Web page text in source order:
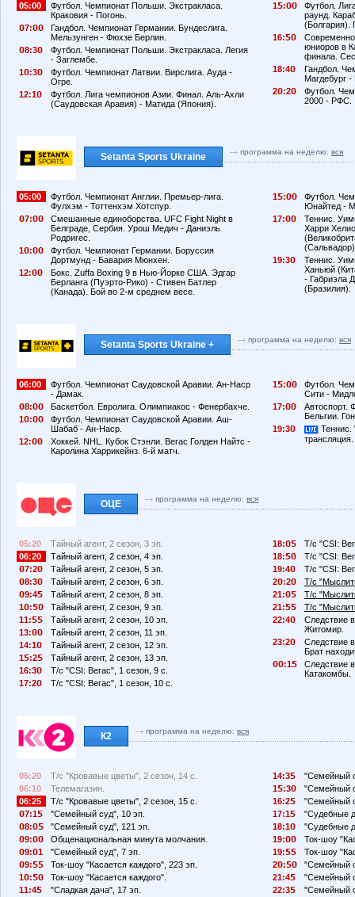
05:00
Футбол. Чемпионат Польши. Экстракласа.
Краковия - Погонь.
7:
Гандбол. Чемпионат Германии. Бундеслига.
Мельзунген - Фюхзе Берлин.
8:3
Футбол. Чемпионат Польши. Экстракласа. Легия
- Заглембе.
1
:3
Футбол. Чемпионат Латвии. Вирслига. Ауда -
Огре.
12:1
Футбол. Лига чемпионов Азии. Финал. Аль-Ахли
(Саудовская Аравия) - Матида (Япония).
1 :
Футбол.
раунд.
(Болгария).
16:
юниоров в
финала.
18:4
Гандбол.
Магдебург
2
:2
Футбол.
2000 - РФС.
Setanta Sports Ukraine программа на неделю: вся
05:00
Футбол. Чемпионат Англии. Премьер-лига.
Фулхэм - Тоттенхэм Хотспур.
7:
Смешанные единоборства. UFC Fight Night в
Белграде, Сербия. Урош Медич - Даниэль
Родригес.
1
:
Футбол. Чемпионат Германии. Боруссия
Дортмунд - Бавария Мюнхен.
12:
Бокс. Zuffa Boxing 9 в Нью-Йорке США. Эдгар
Берланга (Пуэрто-Рико) - Стивен Батлер
(Канада). Бой во 2-м среднем весе.
1 :
Футбол.
Юнайтед -
17:
Теннис.
Харри
19:3
Теннис.
Ханьюй
- Габриэла
(Бразилия).
Setanta Sports Ukraine + программа на неделю: вся
06:00
Футбол. Чемпионат Саудовской Аравии. Ан-Наср
- Дамак.
8:
Баскетбол. Евролига. Олимпиакос - Фенербахче.
1
:
Футбол. Чемпионат Саудовской Аравии. Аш-
Шабаб - Ан-Наср.
12:
Хоккей. NHL. Кубок Стэнли. Вегас Голден Найтс -
Каролина Харрикейнз. 6-й матч.
1 :
Футбол.
Сити -
17:
Автоспорт.
Бельгии.
19:3
Теннис.
трансляция.
ОЦЕ программа на неделю: вся
05:20
Тайный агент, 2 сезон, 3 эп.
06:20
Тайный агент, 2 сезон, 4 эп.
7:2
Тайный агент, 2 сезон, 5 эп.
8:3
Тайный агент, 2 сезон, 6 эп.
9:4
Тайный агент, 2 сезон, 8 эп.
1
:
Тайный агент, 2 сезон, 9 эп.
11:
Тайный агент, 2 сезон, 10 эп.
13:
Тайный агент, 2 сезон, 11 эп.
14:1
Тайный агент, 2 сезон, 12 эп.
1
:2
Тайный агент, 2 сезон, 13 эп.
16:3
Т/с "CSI: Вегас", 1 сезон, 9 с.
17:2
Т/с "CSI: Вегас", 1 сезон, 10 с.
18:
Т/с "CSI:
18:
Т/с "CSI:
19:4
Т/с "CSI:
2
:2
Т/с
21:
Т/с
21:
Т/с
22:4
Следствие
Житомир.
23:2
Следствие
Брат
:1
Следствие
Катакомбы.
К2 программа на неделю: вся
05:20
Т/с "Кровавые цветы", 2 сезон, 14 с.
06:10
Телемагазин.
06:25
Т/с "Кровавые цветы", 2 сезон, 15 с.
7:1
"Семейный суд", 10 эп.
8:
"Семейный суд", 121 эп.
9:
Общенациональная минута молчания.
9:
1
"Семейный суд", 7 эп.
9:
Ток-шоу "Касается каждого", 223 эп.
1
:
Ток-шоу "Касается каждого".
11:4
"Сладкая дача", 17 эп.
14:3
"Семейный
1
:3
"Семейный
16:2
"Семейный
17:1
"Судебные
18:1
"Судебные
19:
Ток-шоу
19:
Ток-шоу
2
:
"Семейный
21:4
"Семейный
22:3
"Семейный